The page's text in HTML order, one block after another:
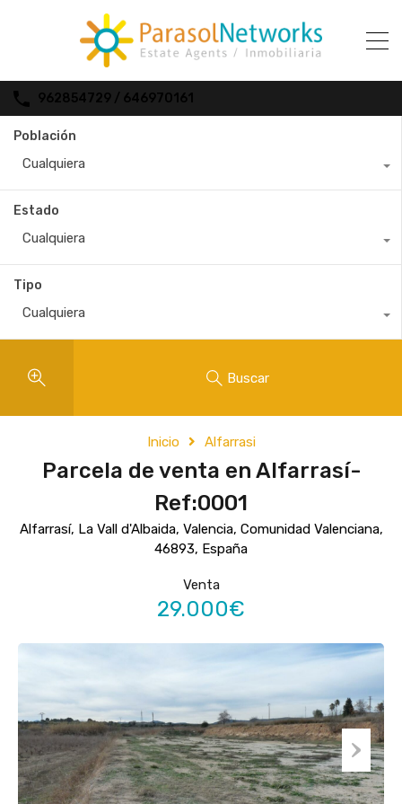
962854729 / 646970161
Población
Cualquiera
Estado
Cualquiera
Tipo
Cualquiera
Buscar
Inicio Alfarrasi
Parcela de venta en Alfarrasí-
Ref:0001
Alfarrasí, La Vall d'Albaida, Valencia, Comunidad Valenciana,
46893, España
Venta
29.000€